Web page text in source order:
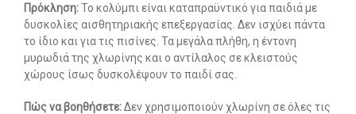
Πρόκληση:Το κολύμπι είναι καταπραϋντικό για παιδιά με
δυσκολίες αισθητηριακής επεξεργασίας. Δεν ισχύει πάντα
το ίδιο και για τις πισίνες. Τα μεγάλα πλήθη, η έντονη
μυρωδιά της χλωρίνης και ο αντίλαλος σε κλειστούς
χώρους ίσως δυσκολέψουν το παιδί σας.
Πώς να βοηθήσετε:Δεν χρησιμοποιούν χλωρίνη σε όλες τις